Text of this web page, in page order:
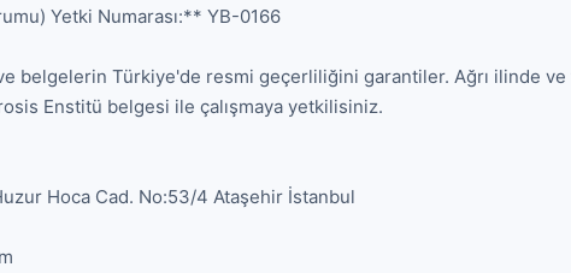
Yetki Numarası:** YB-0166
belgelerin Türkiye'de resmi geçerliliğini garantiler. Ağrı ilinde ve
Enstitü belgesi ile çalışmaya yetkilisiniz.
Hoca Cad. No:53/4 Ataşehir İstanbul